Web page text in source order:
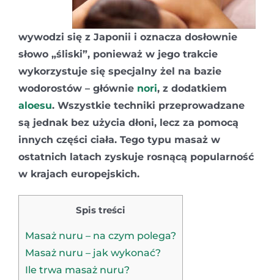
wywodzi się z Japonii i oznacza dosłownie
słowo „śliski”, ponieważ w jego trakcie
wykorzystuje się specjalny żel na bazie
wodorostów – głównie nori, z dodatkiem
aloesu. Wszystkie techniki przeprowadzane
są jednak bez użycia dłoni, lecz za pomocą
innych części ciała. Tego typu masaż w
ostatnich latach zyskuje rosnącą popularność
w krajach europejskich.
Spis treści
Masaż nuru – na czym polega?
Masaż nuru – jak wykonać?
Ile trwa masaż nuru?